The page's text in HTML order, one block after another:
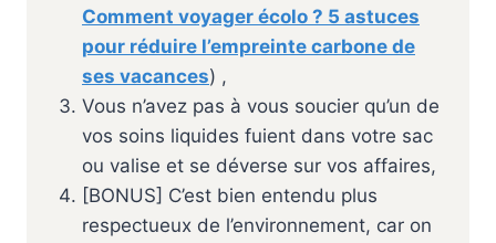
Comment voyager écolo ? 5 astuces
pour réduire l’empreinte carbone de
ses vacances) ,
Vous n’avez pas à vous soucier qu’un de
vos soins liquides fuient dans votre sac
ou valise et se déverse sur vos affaires,
[BONUS] C’est bien entendu plus
respectueux de l’environnement, car on